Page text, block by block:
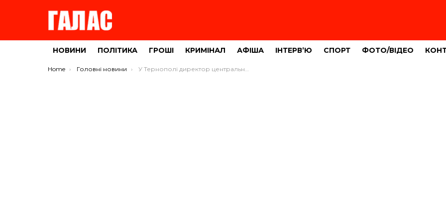
НОВИНИ ПОЛІТИКА ГРОШІ КРИМІНАЛ АФІША ІНТЕРВ’Ю СПОРТ ФОТО/ВІДЕО
You are here:
Home Головні новини У Тернополі директор центрального ринку за порушення карантину отримав штраф – 34000 грн